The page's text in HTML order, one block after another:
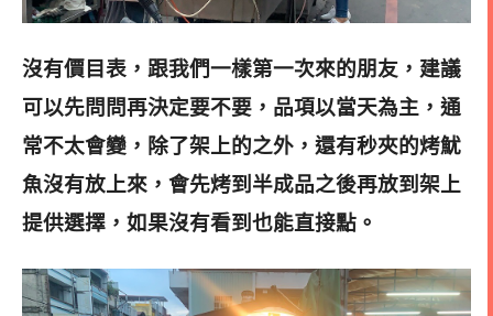
沒有價目表，跟我們一樣第一次來的朋友，建議
可以先問問再決定要不要，品項以當天為主，通
常不太會變，除了架上的之外，還有秒夾的烤魷
魚沒有放上來，會先烤到半成品之後再放到架上
提供選擇，如果沒有看到也能直接點。